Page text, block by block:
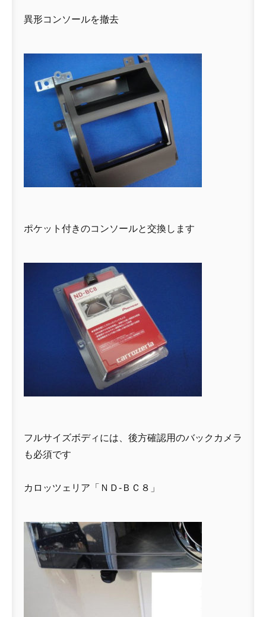
異形コンソールを撤去
ポケット付きのコンソールと交換します
フルサイズボディには、後方確認用のバックカメラ
も必須です
カロッツェリア「ＮＤ-ＢＣ８」